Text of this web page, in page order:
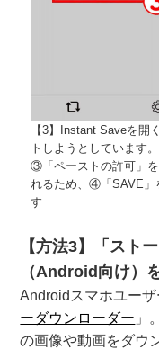
【3】Instant Saveを開
トしようとしています
③「ペーストの許可」
れるため、④「SAVE」
す
【方法3】「スト
（Android向け）
Androidスマホユー
ーダウンローダー 」
の画像や動画をダウ